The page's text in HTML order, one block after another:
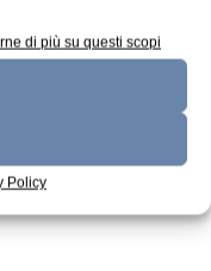
di più su questi scopi
Policy